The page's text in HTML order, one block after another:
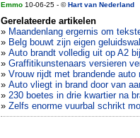
Emmo 10-06-25 - ©Hart van Nederland
Gerelateerde artikelen
» Maandenlang ergernis om
» Belg bouwt zijn eigen
» Auto brandt volledig uit op A2
» Graffitikunstenaars versieren
» Vrouw rijdt met brandende
» Auto vliegt in brand door van
» 230 boetes in drie kwartier na
» Zelfs enorme vuurbal schrikt